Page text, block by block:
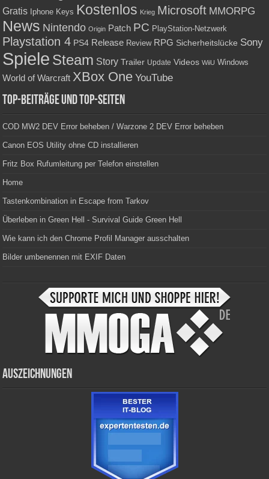
Gratis Iphone Keys Kostenlos Krieg Microsoft MMORPG
News Nintendo Origin Patch PC PlayStation-Netzwerk
Playstation 4 PS4 Release Review RPG Sicherheitslücke Sony
Spiele Steam Story Trailer Update Videos WiiU Windows
World of Warcraft XBox One YouTube
Top-Beiträge und Top-Seiten
COD MW2 DEV Error beheben / Warzone 2 DEV Error beheben
Canon EOS Utility ohne CD installieren
Fritz Box Rufumleitung per Telefon einstellen
Home
Tastenkombination in Escape from Tarkov
Überleben in Green Hell - Survival Guide Green Hell
Wie kann ich den Chrome Profil Manager ausschalten
Bilder umbenennen mit EXIF Daten
Auszeichnungen